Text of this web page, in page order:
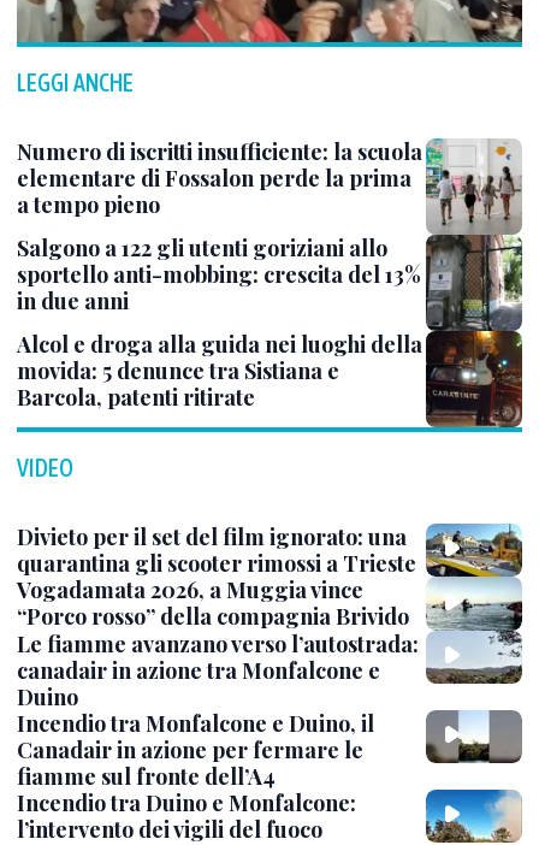
LEGGI ANCHE
Numero di iscritti insufficiente: la scuola
elementare di Fossalon perde la prima
a tempo pieno
Salgono a 122 gli utenti goriziani allo
sportello anti-mobbing: crescita del 13%
in due anni
Alcol e droga alla guida nei luoghi della
movida: 5 denunce tra Sistiana e
Barcola, patenti ritirate
VIDEO
Divieto per il set del film ignorato: una
quarantina gli scooter rimossi a Trieste
Vogadamata 2026, a Muggia vince
“Porco rosso” della compagnia Brivido
Le fiamme avanzano verso l’autostrada:
canadair in azione tra Monfalcone e
Duino
Incendio tra Monfalcone e Duino, il
Canadair in azione per fermare le
fiamme sul fronte dell’A4
Incendio tra Duino e Monfalcone:
l’intervento dei vigili del fuoco